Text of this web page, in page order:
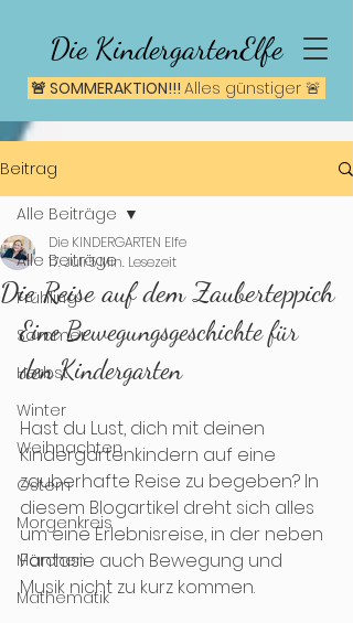
Die KindergartenElfe
🚨 SOMMERAKTION!!! Alles günstiger 🚨
Beitrag
Alle Beiträge
Frühling
Sommer
Herbst
Winter
Weihnachten
Ostern
Morgenkreis
Märchen
Mathematik
Alle Beiträge
Die Reise auf dem Zauberteppich
Die KINDERGARTEN Elfe
17. Juli5 Min. Lesezeit
Eine Bewegungsgeschichte für
den Kindergarten
Hast du Lust, dich mit deinen
Kindergartenkindern auf eine
zauberhafte Reise zu begeben? In
diesem Blogartikel dreht sich alles
um eine Erlebnisreise, in der neben
Fantasie auch Bewegung und
Musik nicht zu kurz kommen.